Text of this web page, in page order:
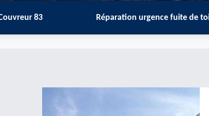
Réparation urgence fuite de toiture 83